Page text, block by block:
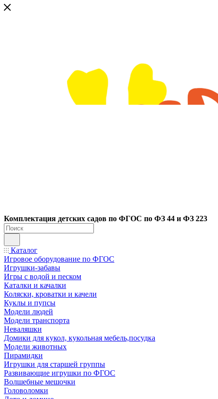
Комплектация детских садов по ФГОC по ФЗ 44 и ФЗ 223
Каталог
Игровое оборудование по ФГОС
Игрушки-забавы
Игры с водой и песком
Каталки и качалки
Коляски, кроватки и качели
Куклы и пупсы
Модели людей
Модели транспорта
Неваляшки
Домики для кукол, кукольная мебель,посудка
Модели животных
Пирамидки
Игрушки для старшей группы
Развивающие игрушки по ФГОС
Волшебные мешочки
Головоломки